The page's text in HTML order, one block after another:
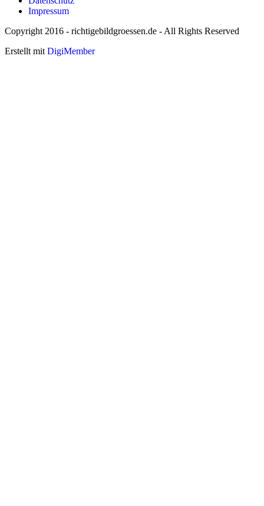
Impressum
Copyright 2016 - richtigebildgroessen.de - All Rights Reserved
Erstellt mit DigiMember